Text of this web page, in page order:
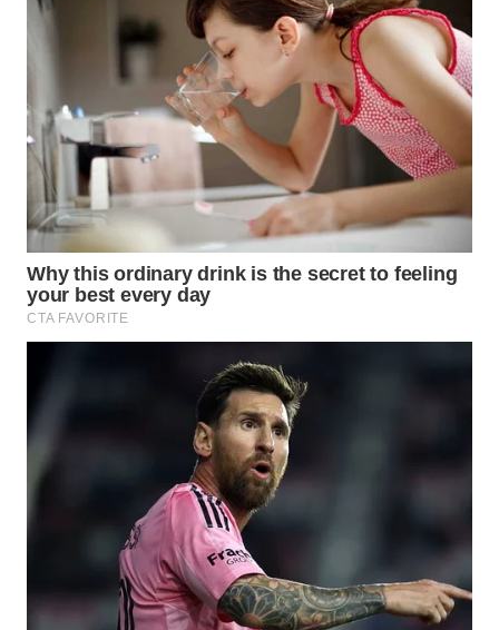
SELEB
WAHANA
PERSONA
WAHANA
OTOMOTIF
WAHANA
Wahana
Network